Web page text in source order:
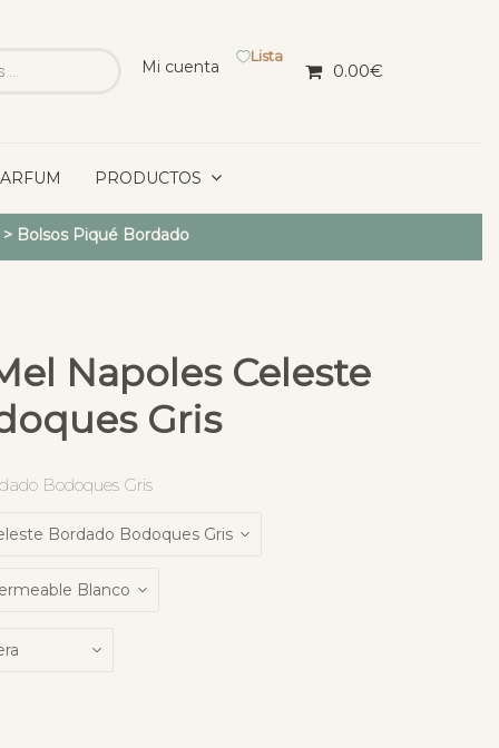
Mi cuenta
Lista
0.00€
PRODUCTOS
Bolsos Piqué Bordado
Napoles Celeste
Gris
Bodoques Gris